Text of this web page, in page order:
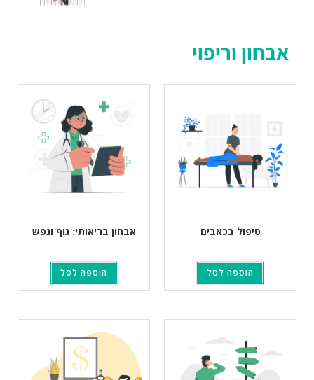
אבחון וריפוי
טיפול בכאבים
הוספה לסל
אבחון בריאותי: גוף ונפש
הוספה לסל